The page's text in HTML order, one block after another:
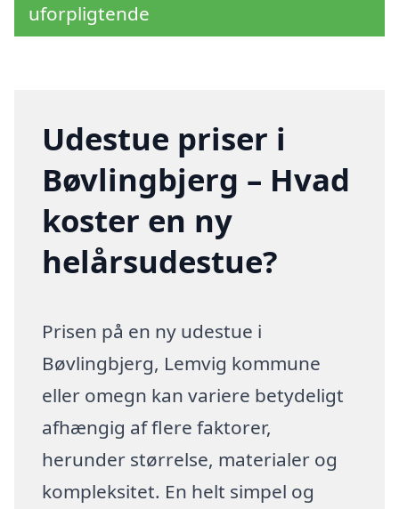
uforpligtende
Udestue priser i
Bøvlingbjerg – Hvad
koster en ny
helårsudestue?
Prisen på en ny udestue i
Bøvlingbjerg, Lemvig kommune
eller omegn kan variere betydeligt
afhængig af flere faktorer,
herunder størrelse, materialer og
kompleksitet. En helt simpel og